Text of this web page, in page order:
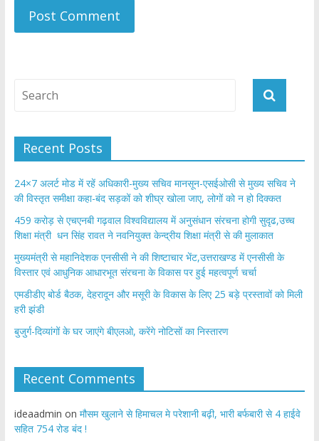
Recent Posts
24×7 अलर्ट मोड में रहें अधिकारी-मुख्य सचिव मानसून-एसईओसी से मुख्य सचिव ने
की विस्तृत समीक्षा कहा-बंद सड़कों को शीघ्र खोला जाए, लोगों को न हो दिक्कत
459 करोड़ से एचएनबी गढ़वाल विश्वविद्यालय में अनुसंधान संरचना होगी सुदृढ,उच्च
शिक्षा मंत्री धन सिंह रावत ने नवनियुक्त केन्द्रीय शिक्षा मंत्री से की मुलाकात
मुख्यमंत्री से महानिदेशक एनसीसी ने की शिष्टाचार भेंट,उत्तराखण्ड में एनसीसी के
विस्तार एवं आधुनिक आधारभूत संरचना के विकास पर हुई महत्वपूर्ण चर्चा
एमडीडीए बोर्ड बैठक, देहरादून और मसूरी के विकास के लिए 25 बड़े प्रस्तावों को मिली
हरी झंडी
बुजुर्ग-दिव्यांगों के घर जाएंगे बीएलओ, करेंगे नोटिसों का निस्तारण
Recent Comments
ideaadmin on मौसम खुलाने से हिमाचल मे परेशानी बढ़ी, भारी बर्फबारी से 4 हाईवे
सहित 754 रोड बंद !